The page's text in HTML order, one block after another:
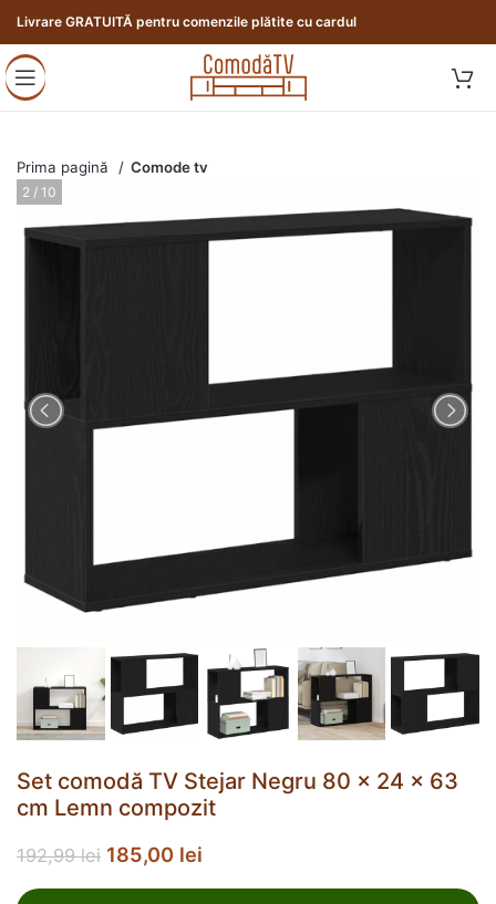
Livrare GRATUITĂ pentru comenzile plătite cu cardul
Prima pagină Comode tv
3 / 10
Set comodă TV Stejar Negru 80 x 24 x 63
cm Lemn compozit
192,99lei 185,00 lei